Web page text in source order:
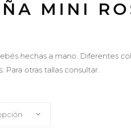
MINI
hechas a mano. Diferentes
Para otras tallas consultar.